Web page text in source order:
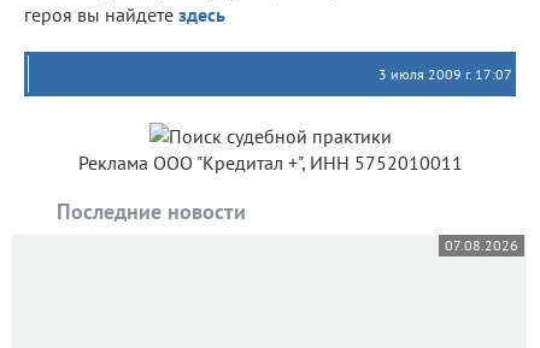
героя вы найдете здесь
3 июля 2009 г. 17:07
Реклама ООО "Кредитал +", ИНН 5752010011
Последние новости
07.08.2026